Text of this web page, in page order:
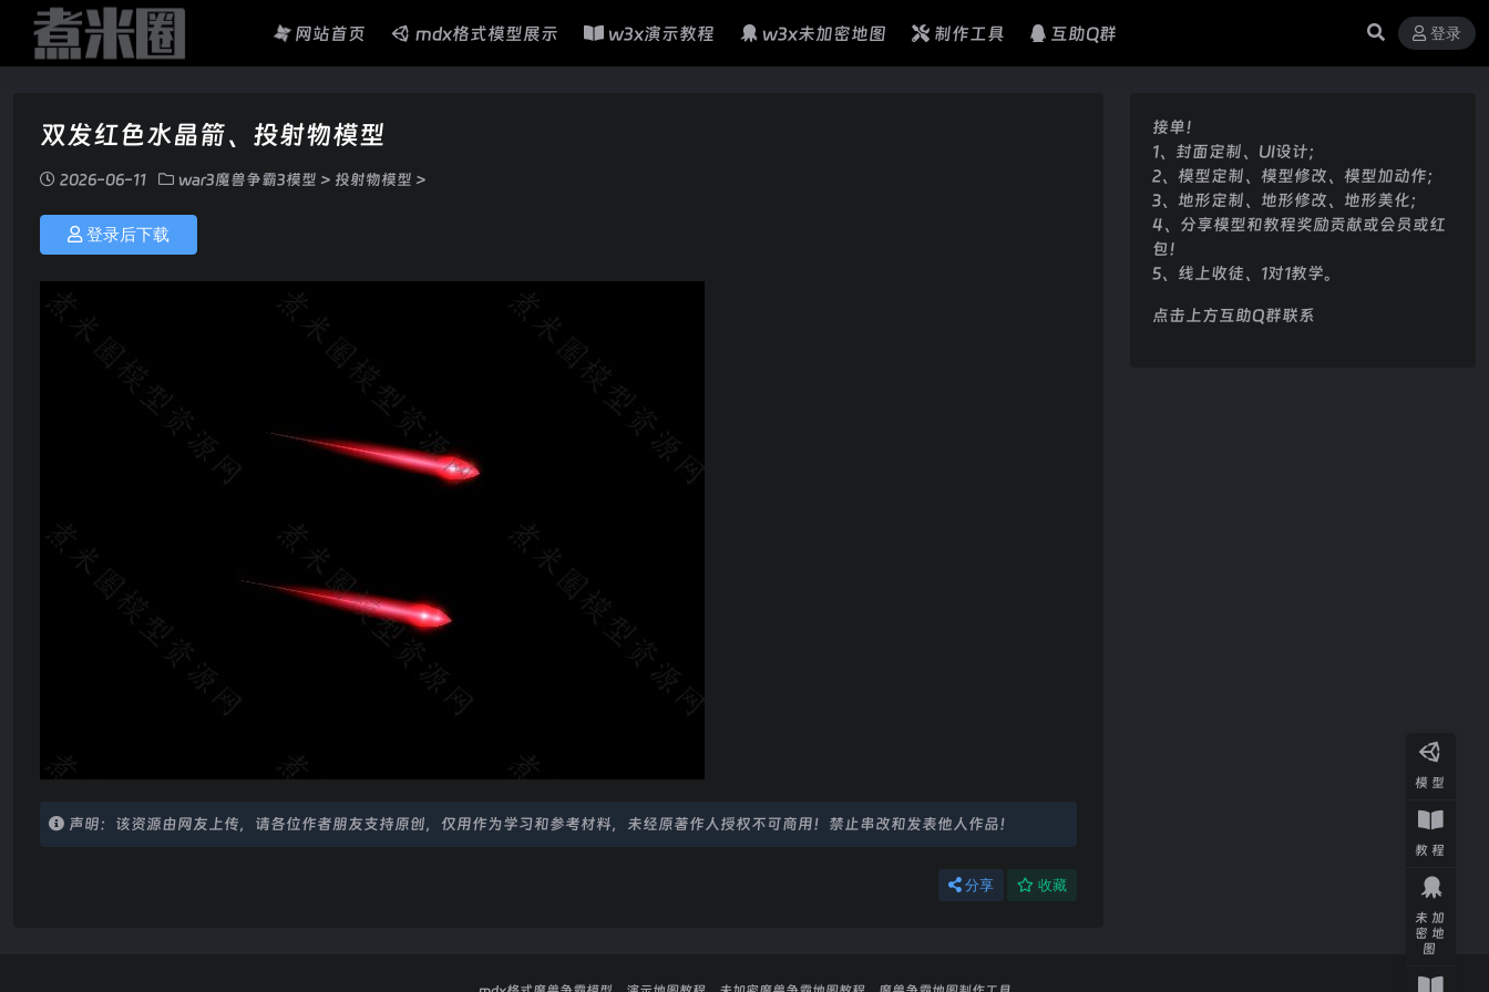
网站首页 mdx格式模型展示 w3x演示教程 w3x未加密地图 制作工具 互助Q群 登录
双发红色水晶箭、投射物模型
2026-06-11 war3魔兽争霸3模型 > 投射物模型 >
登录后下载
声明：该资源由网友上传，请各位作者朋友支持原创，仅用作为学习和参考材料，未经原著作人授权不可商用！禁止串改和发表他人作品！
分享 收藏
接单！
1、封面定制、UI设计；
2、模型定制、模型修改、模型加动作；
3、地形定制、地形修改、地形美化；
4、分享模型和教程奖励贡献或会员或红
包！
5、线上收徒、1对1教学。
点击上方互助Q群联系
模型
教程
未加
密地
图